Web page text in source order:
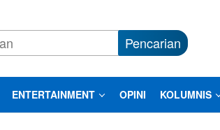
Pencarian
ENTERTAINMENT OPINI KOLUMNIS